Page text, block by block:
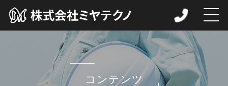
ホーム
当社について
取扱品目
コンテンツ